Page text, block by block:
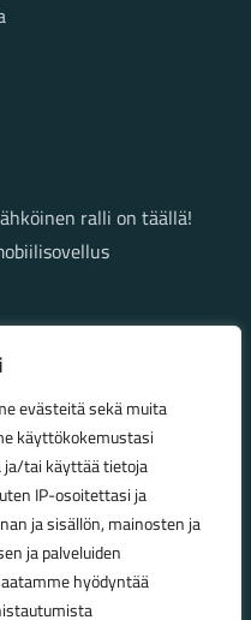
evästeitä sekä muita
käyttökokemustasi
tai käyttää tietoja
IP-osoitettasi ja
ja sisällön, mainosten ja
ja palveluiden
hyödyntää
ralli on täällä!
etenemistä
– 28.2.2026)
30.9.2026)